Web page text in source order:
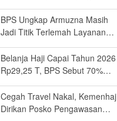
BPS Ungkap Armuzna Masih
Jadi Titik Terlemah Layanan
Belanja Haji Capai Tahun 2026
Rp29,25 T, BPS Sebut 70%
Saudi
Cegah Travel Nakal, Kemenhaj
Dirikan Posko Pengawasan